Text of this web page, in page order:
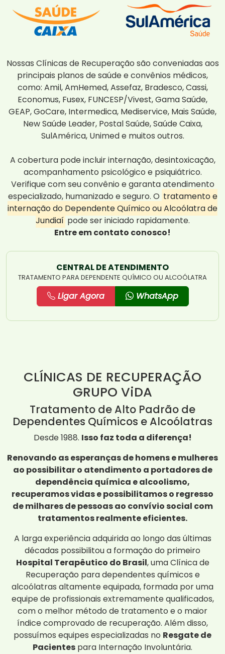
Nossas Clínicas de Recuperação são conveniadas aos
principais planos de saúde e convênios médicos,
como: Amil, AmHemed, Assefaz, Bradesco, Cassi,
Economus, Fusex, FUNCESP/Vivest, Gama Saúde,
GEAP, GoCare, Intermedica, Mediservice, Mais Saúde,
New Saúde Leader, Postal Saúde, Saúde Caixa,
SulAmérica, Unimed e muitos outros.
A cobertura pode incluir internação, desintoxicação,
acompanhamento psicológico e psiquiátrico.
Verifique com seu convênio e garanta atendimento
especializado, humanizado e seguro. O tratamento e
internação do Dependente Químico ou Alcoólatra de
Jundiaí pode ser iniciado rapidamente.
Entre em contato conosco!
CENTRAL DE ATENDIMENTO
TRATAMENTO PARA DEPENDENTE QUÍMICO OU ALCOÓLATRA
Ligar Agora WhatsApp
CLÍNICAS DE RECUPERAÇÃO
GRUPO ViDA
Tratamento de Alto Padrão de
Dependentes Químicos e Alcoólatras
Desde 1988. Isso faz toda a diferença!
Renovando as esperanças de homens e mulheres
ao possibilitar o atendimento a portadores de
dependência química e alcoolismo,
recuperamos vidas e possibilitamos o regresso
de milhares de pessoas ao convívio social com
tratamentos realmente eficientes.
A larga experiência adquirida ao longo das últimas
décadas possibilitou a formação do primeiro
Hospital Terapêutico do Brasil, uma Clínica de
Recuperação para dependentes químicos e
alcoólatras altamente equipada, formada por uma
equipe de profissionais extremamente qualificados,
com o melhor método de tratamento e o maior
índice comprovado de recuperação. Além disso,
possuímos equipes especializadas no Resgate de
Pacientes para Internação Involuntária.